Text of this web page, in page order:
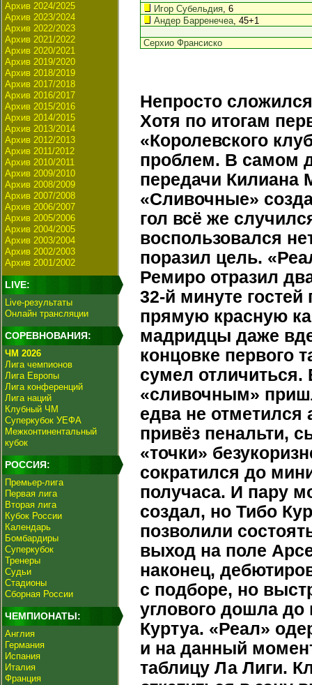
Архив 2024/2025
Архив 2023/2024
Архив 2022/2023
Архив 2021/2022
Архив 2020/2021
Архив 2019/2020
Архив 2018/2019
Архив 2017/2018
Архив 2016/2017
Архив 2015/2016
Архив 2014/2015
Архив 2013/2014
Архив 2012/2013
Архив 2011/2012
Архив 2010/2011
Архив 2009/2010
Архив 2008/2009
Архив 2007/2008
Архив 2006/2007
Архив 2005/2006
Архив 2004/2005
Архив 2003/2004
Архив 2002/2003
Архив 2001/2002
LIVE:
Live-результаты
Онлайн трансляции
СОРЕВНОВАНИЯ:
ЧМ 2026
Лига чемпионов
Лига Европы
Лига конференций
Лига наций
Клубный ЧМ
Суперкубок УЕФА
Межконтинентальный
кубок
РОССИЯ:
Премьер-лига
Первая лига
Вторая лига
Кубок России
Календарь
Бомбардиры
Суперкубок
Тренеры
Судьи
Стадионы
Сборная России
ЧЕМПИОНАТЫ:
Англия
Германия
Испания
Италия
Франция
Игор Субельдия, 6
Андер Барренечеа, 45+1
Серхио Франсиско
Непросто
Хотя по итогам
«Королевского
проблем. В самом
передачи Килиана
«Сливочные»
гол всё же
воспользовался
поразил цель.
Ремиро отразил
32-й минуте
прямую красную
мадридцы даже
концовке первого
сумел отличиться.
«сливочным»
едва не отметился
привёз пенальти,
«точки»
сократился до
получаса. И пару
создал, но Тибо
позволили
выход на поле
наконец,
с подборе, но
углового дошла до
Куртуа. «Реал»
и на данный
таблицу Ла Лиги.